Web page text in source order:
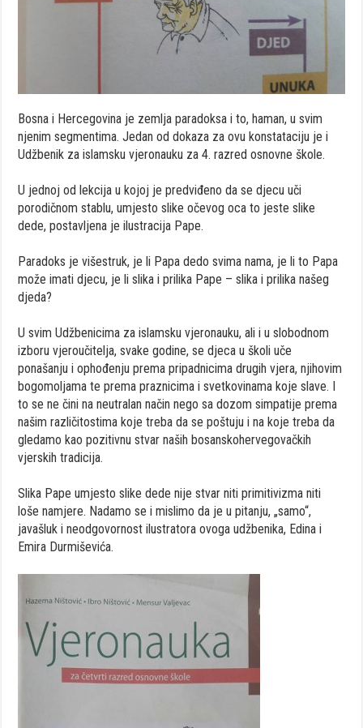
Bosna i Hercegovina je zemlja paradoksa i to, haman, u svim
njenim segmentima. Jedan od dokaza za ovu konstataciju je i
Udžbenik za islamsku vjeronauku za 4. razred osnovne škole.
U jednoj od lekcija u kojoj je predviđeno da se djecu uči
porodičnom stablu, umjesto slike očevog oca to jeste slike
dede, postavljena je ilustracija Pape.
Paradoks je višestruk, je li Papa dedo svima nama, je li to Papa
može imati djecu, je li slika i prilika Pape – slika i prilika našeg
djeda?
U svim Udžbenicima za islamsku vjeronauku, ali i u slobodnom
izboru vjeroučitelja, svake godine, se djeca u školi uče
ponašanju i ophođenju prema pripadnicima drugih vjera, njihovim
bogomoljama te prema praznicima i svetkovinama koje slave. I
to se ne čini na neutralan način nego sa dozom simpatije prema
našim različitostima koje treba da se poštuju i na koje treba da
gledamo kao pozitivnu stvar naših bosanskohervegovačkih
vjerskih tradicija.
Slika Pape umjesto slike dede nije stvar niti primitivizma niti
loše namjere. Nadamo se i mislimo da je u pitanju, „samo“,
javašluk i neodgovornost ilustratora ovoga udžbenika, Edina i
Emira Durmiševića.